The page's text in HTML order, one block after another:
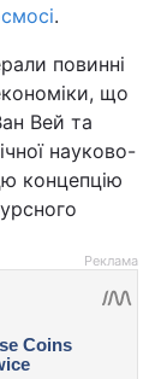
.
повинні
що
Вей та
науково-
концепцію
Реклама